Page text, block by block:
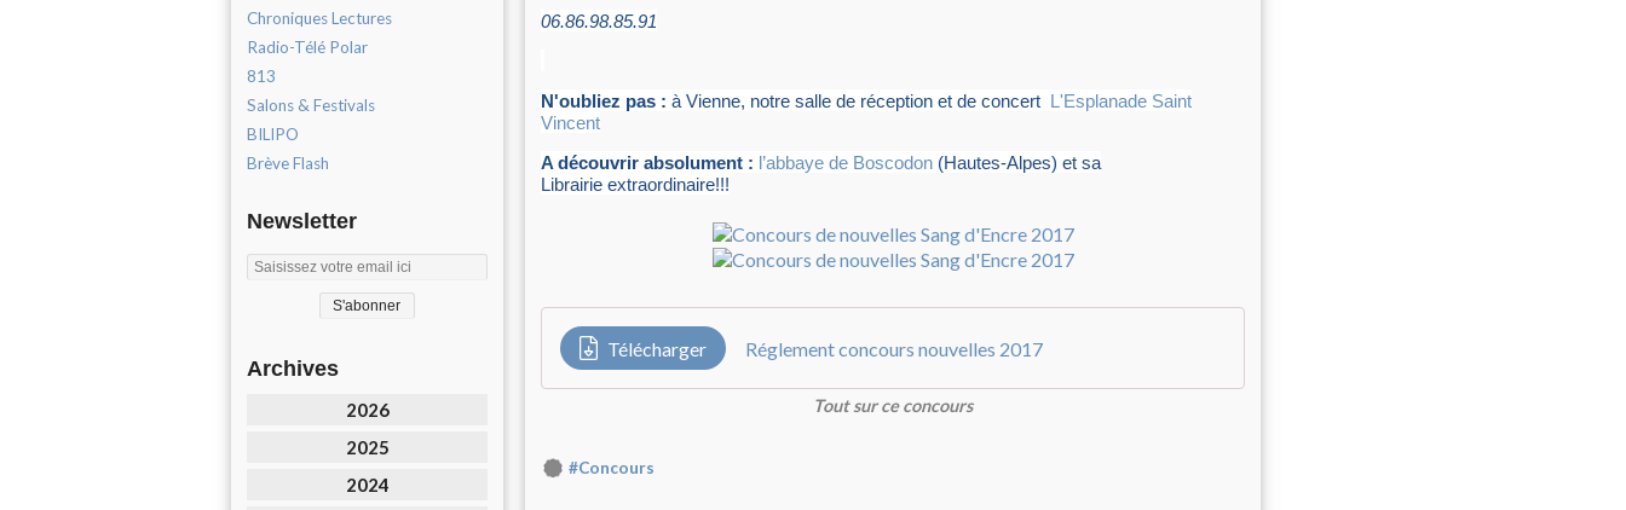
Chroniques Lectures
Radio-Télé Polar
813
Salons & Festivals
BILIPO
Brève Flash
Newsletter
Archives
2026
2025
2024
06.86.98.85.91
N'oubliez pas : à Vienne, notre salle de réception et de concert L'Esplanade Saint
Vincent
A découvrir absolument : l’abbaye de Boscodon (Hautes-Alpes) et sa
Librairie extraordinaire!!!
Télécharger Réglement concours nouvelles 2017
Tout sur ce concours
#Concours